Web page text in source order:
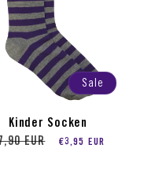
Sale
Kinder Socken
EUR Sale-Preis
€3,95 EUR